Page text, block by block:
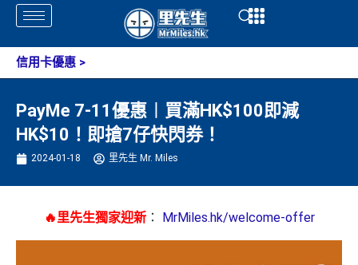
Skip
content
Open
信用卡優惠 >
PayMe 7-11優惠︱買滿HK$100即減
HK$10！即搶7仔快閃券！
2024-01-18 里先生 Mr. Miles
🔥里先生獨家迎新： MrMiles.hk/welcome-offer